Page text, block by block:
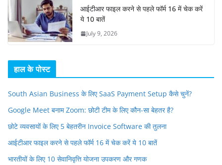
आईटीआर फाइल करने से पहले फॉर्म 16 में चेक करें
ये 10 बातें
July 9, 2026
हाल के पोस्ट
South Asian Business के लिए SaaS Payment Setup कैसे चुनें?
Google Meet बनाम Zoom: छोटी टीम के लिए कौन-सा बेहतर है?
छोटे व्यवसायों के लिए 5 बेहतरीन Invoice Software की तुलना
आईटीआर फाइल करने से पहले फॉर्म 16 में चेक करें ये 10 बातें
भारतीयों के लिए 10 सेवानिवृत्ति योजना उपकरण और गणक